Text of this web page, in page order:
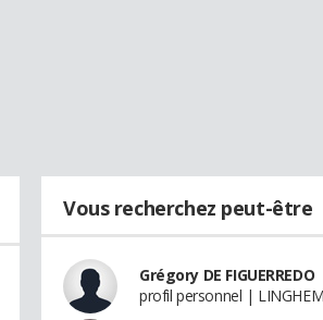
Vous recherchez peut-être
Grégory DE FIGUERREDO
profil personnel | LINGHEM